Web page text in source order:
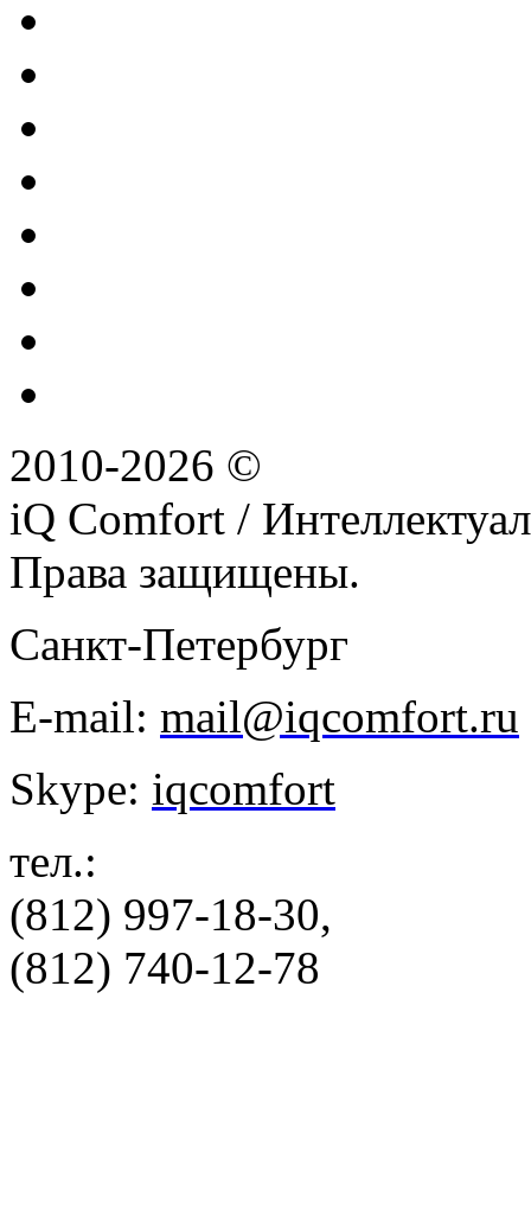
2010-2026 ©
iQ Comfort /
Права защищены.
Санкт-Петербург
E-mail: mail@iqcomfort.ru
Skype: iqcomfort
тел.:
(812) 997-18-30,
(812) 740-12-78